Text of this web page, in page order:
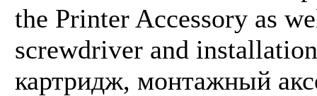
the Printer Accessory as
screwdriver and
картридж, монтажный